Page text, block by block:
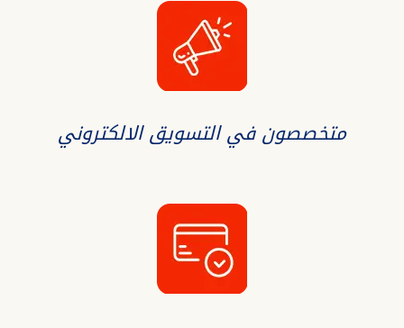
متخصصون في التسويق الالكتروني